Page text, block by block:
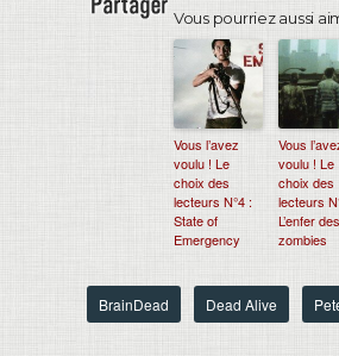
Vous pourriez aussi
Vous l’avez
voulu ! Le
choix des
lecteurs N°4 :
State of
Emergency
Vous
voulu ! Le
choix des
lecteurs
L’enfer des
zombies
BrainDead Dead Alive